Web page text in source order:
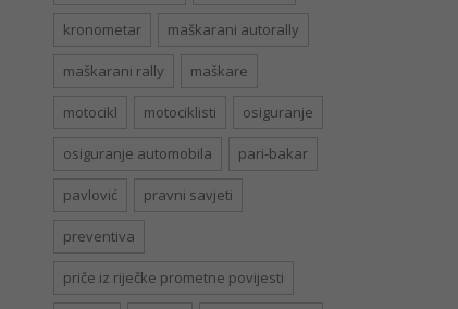
kronometar maškarani autorally
maškarani rally maškare
motocikl motociklisti osiguranje
osiguranje automobila pari-bakar
pavlović pravni savjeti
preventiva
priče iz riječke prometne povijesti